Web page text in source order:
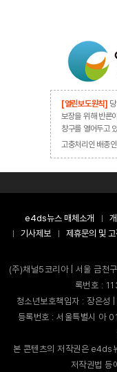
[열린보도원칙]
보장을 위해 반론
창구를 열어두고
고충처리인 배
e4ds뉴스 매체소개
기사제보
제휴문의 및
(주)채널5코리아 | 서울 금천
록번호 :
청소년보호책임자 : 장은
등록번호 : 서울특별시 아
본 콘텐츠의 저작권은 e4ds
저작권법 등